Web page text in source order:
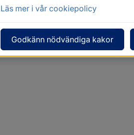
Läs mer i vår cookiepolicy
Godkänn nödvändiga kakor